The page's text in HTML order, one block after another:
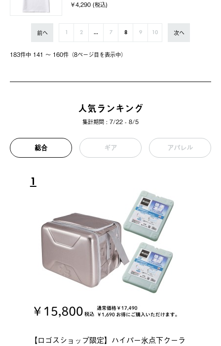
￥4,290 (税込)
183件中 141 〜 160件（8ページ⽬を表⽰中）
前へ 2 ... 7 8 9 10 次へ
人気ランキング
集計期間 : 7/22 - 8/5
総合 ギア アパレル
1
【ロゴスショップ限定】ハイパー氷点下クーラ